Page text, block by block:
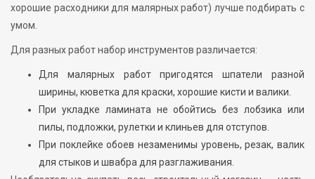
хорошие расходники для малярных работ) лучше подбирать с
умом.
Для разных работ набор инструментов различается:
Для малярных работ пригодятся шпатели разной
ширины, кюветка для краски, хорошие кисти и валики.
При укладке ламината не обойтись без лобзика или
пилы, подложки, рулетки и клиньев для отступов.
При поклейке обоев незаменимы уровень, резак, валик
для стыков и швабра для разглаживания.